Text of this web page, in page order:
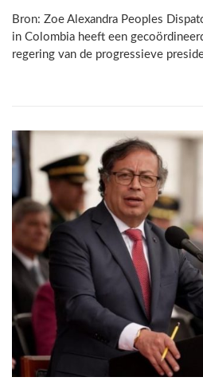
Bron: Zoe Alexandra Peoples
in Colombia heeft een
regering van de progressieve